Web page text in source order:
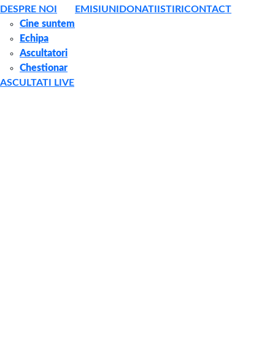
DESPRE NOI
Cine suntem
Echipa
Ascultatori
Chestionar
EMISIUNI DONATII STIRI CONTACT
ASCULTATI LIVE